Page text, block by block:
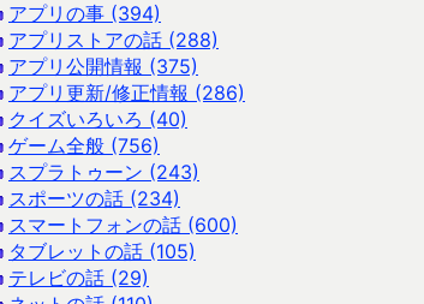
アプリの事 (394)
アプリストアの話 (288)
アプリ公開情報 (375)
アプリ更新/修正情報 (286)
クイズいろいろ (40)
ゲーム全般 (756)
スプラトゥーン (243)
スポーツの話 (234)
スマートフォンの話 (600)
タブレットの話 (105)
テレビの話 (29)